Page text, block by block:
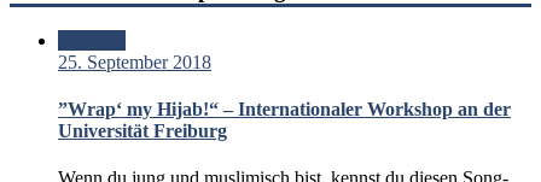
25. September 2018
”Wrap‘ my Hijab!“ – Internationaler Workshop an der
Universität Freiburg